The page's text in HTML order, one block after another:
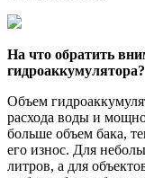
На что обратить
гидроаккумулятора?
Объем
расхода воды и
больше объем бака,
его износ. Для
литров, а для